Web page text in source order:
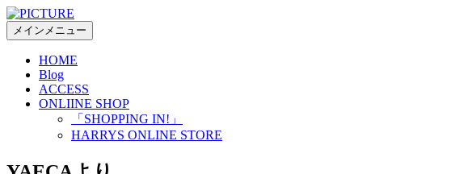
コ
ン
プ
メインメニュー
HOME
Blog
ACCESS
ONLIINE SHOP
「SHOPPING IN!」
HARRYS ONLINE STORE